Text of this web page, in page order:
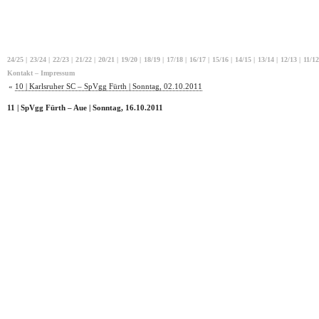
24/25 | 23/24 | 22/23 | 21/22 | 20/21 | 19/20 | 18/19 | 17/18 | 16/17 | 15/16 | 14/15 | 13/14 | 12/13 | 11/12
Kontakt – Impressum
« 10 | Karlsruher SC – SpVgg Fürth | Sonntag, 02.10.2011
11 | SpVgg Fürth – Aue | Sonntag, 16.10.2011